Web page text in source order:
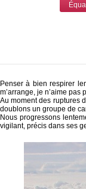
Penser à bien respirer
m’arrange, je n’aime
Au moment des ruptures
doublons un groupe de
Nous progressons
vigilant, précis dans ses